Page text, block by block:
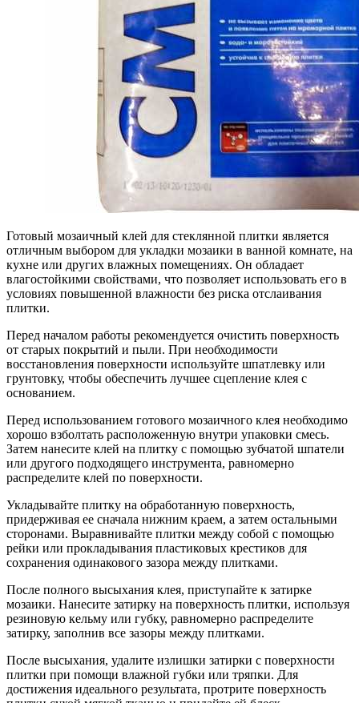
Готовый мозаичный клей для стеклянной плитки является
отличным выбором для укладки мозаики в ванной комнате, на
кухне или других влажных помещениях. Он обладает
влагостойкими свойствами, что позволяет использовать его в
условиях повышенной влажности без риска отслаивания
плитки.
Перед началом работы рекомендуется очистить поверхность
от старых покрытий и пыли. При необходимости
восстановления поверхности используйте шпатлевку или
грунтовку, чтобы обеспечить лучшее сцепление клея с
основанием.
Перед использованием готового мозаичного клея необходимо
хорошо взболтать расположенную внутри упаковки смесь.
Затем нанесите клей на плитку с помощью зубчатой шпатели
или другого подходящего инструмента, равномерно
распределите клей по поверхности.
Укладывайте плитку на обработанную поверхность,
придерживая ее сначала нижним краем, а затем остальными
сторонами. Выравнивайте плитки между собой с помощью
рейки или прокладывания пластиковых крестиков для
сохранения одинакового зазора между плитками.
После полного высыхания клея, приступайте к затирке
мозаики. Нанесите затирку на поверхность плитки, используя
резиновую кельму или губку, равномерно распределите
затирку, заполнив все зазоры между плитками.
После высыхания, удалите излишки затирки с поверхности
плитки при помощи влажной губки или тряпки. Для
достижения идеального результата, протрите поверхность